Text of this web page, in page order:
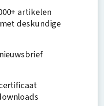
artikelen
deskundige